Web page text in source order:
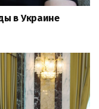
в Украине